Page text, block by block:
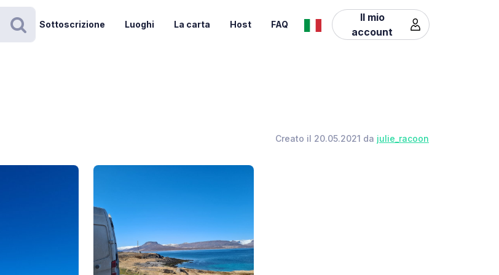
Ricerca
Sottoscrizione Luoghi La carta Host FAQ
Il mio
account
Creato il 20.05.2021 da julie_racoon